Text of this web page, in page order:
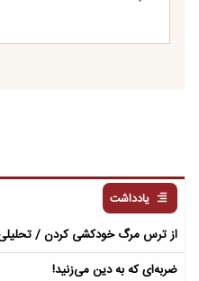
یادداشت
از ترس مرگ خودکشی کردن / تحلیلی بر
ضربه‌ای که به دین می‌زنید!